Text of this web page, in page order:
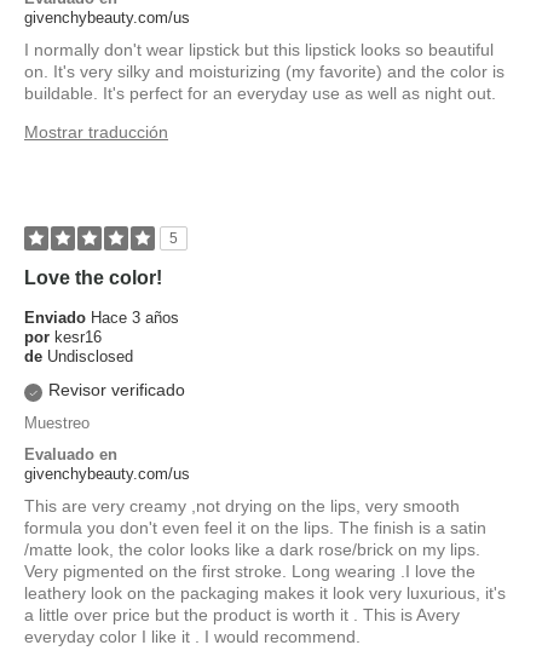
givenchybeauty.com/us
I normally don't wear lipstick but this lipstick looks so beautiful
on. It's very silky and moisturizing (my favorite) and the color is
buildable. It's perfect for an everyday use as well as night out.
Mostrar traducción
5
Love the color!
Enviado Hace 3 años
por kesr16
de Undisclosed
Revisor verificado
Muestreo
Evaluado en
givenchybeauty.com/us
This are very creamy ,not drying on the lips, very smooth
formula you don't even feel it on the lips. The finish is a satin
/matte look, the color looks like a dark rose/brick on my lips.
Very pigmented on the first stroke. Long wearing .I love the
leathery look on the packaging makes it look very luxurious, it's
a little over price but the product is worth it . This is Avery
everyday color I like it . I would recommend.